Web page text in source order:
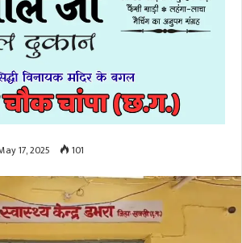
17, 2025 101